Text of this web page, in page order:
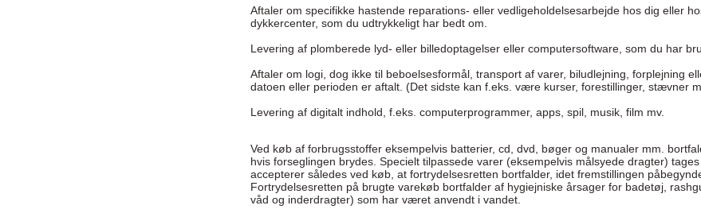
Aftaler om specifikke hastende reparations- eller vedligeholdelsesarbejde hos dig eller
dykkercenter, som du udtrykkeligt har bedt om.
Levering af plomberede lyd- eller billedoptagelser eller computersoftware, som du har
Aftaler om logi, dog ikke til beboelsesformål, transport af varer, biludlejning, forplejning
datoen eller perioden er aftalt. (Det sidste kan f.eks. være kurser, forestillinger, stævner
Levering af digitalt indhold, f.eks. computerprogrammer, apps, spil, musik, film mv.
Ved køb af forbrugsstoffer eksempelvis batterier, cd, dvd, bøger og manualer mm.
hvis forseglingen brydes. Specielt tilpassede varer (eksempelvis målsyede dragter)
accepterer således ved køb, at fortrydelsesretten bortfalder, idet fremstillingen
Fortrydelsesretten på brugte varekøb bortfalder af hygiejniske årsager for badetøj,
våd og inderdragter) som har været anvendt i vandet.